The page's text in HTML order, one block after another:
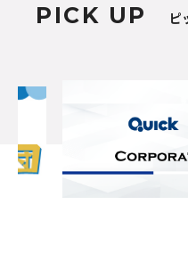
PICK UP ピ